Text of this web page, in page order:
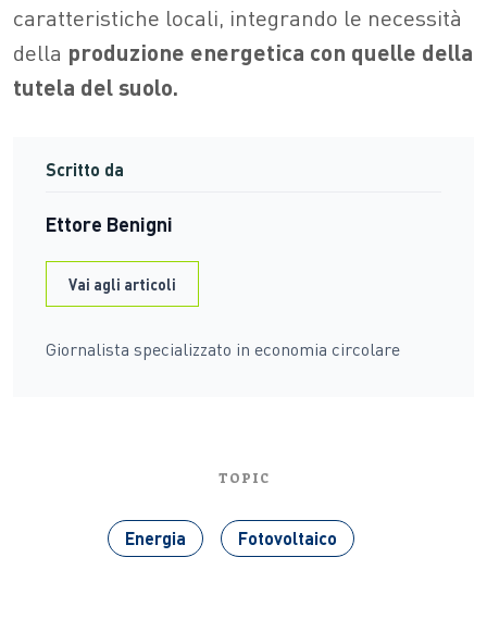
caratteristiche locali, integrando le necessità
della produzione energetica con quelle della
tutela del suolo.
Scritto da
Ettore Benigni
Vai agli articoli
Giornalista specializzato in economia circolare
TOPIC
Energia Fotovoltaico